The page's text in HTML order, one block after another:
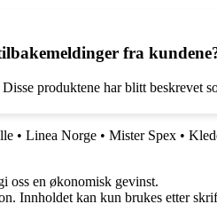
fra
produktene har blitt beskrevet
• Linea Norge • Mister Spex •
oss en økonomisk gevinst.
Innholdet kan kun brukes etter